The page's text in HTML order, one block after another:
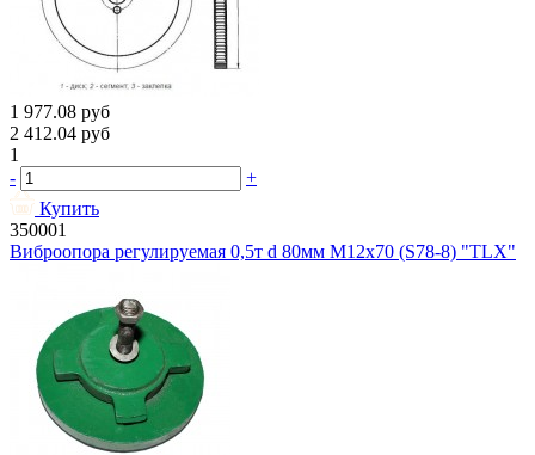
1 977.08 руб
2 412.04 руб
1
-
+
Купить
350001
Виброопора регулируемая 0,5т d 80мм М12х70 (S78-8) "TLX"